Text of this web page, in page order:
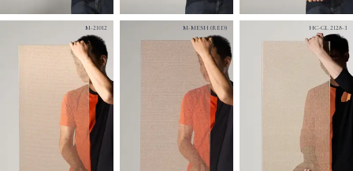
M-21012 M-MESH (RED) HC-GL 2128-3